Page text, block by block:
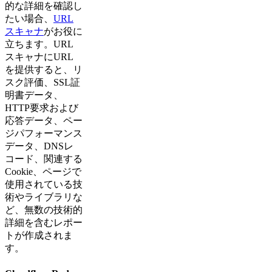
的な詳細を確認し
たい場合、 URL
スキャナがお役に
立ちます。URL
スキャナにURL
を提供すると、リ
スク評価、SSL証
明書データ、
HTTP要求および
応答データ、ペー
ジパフォーマンス
データ、DNSレ
コード、関連する
Cookie、ページで
使用されている技
術やライブラリな
ど、無数の技術的
詳細を含むレポー
トが作成されま
す。